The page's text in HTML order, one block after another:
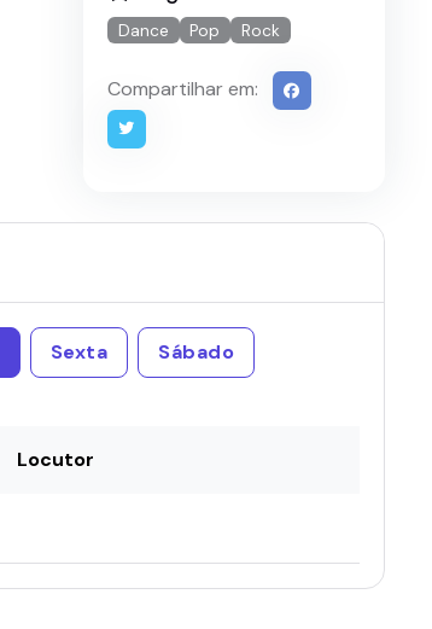
Dance Pop Rock
Compartilhar em:
Sexta Sábado
Locutor